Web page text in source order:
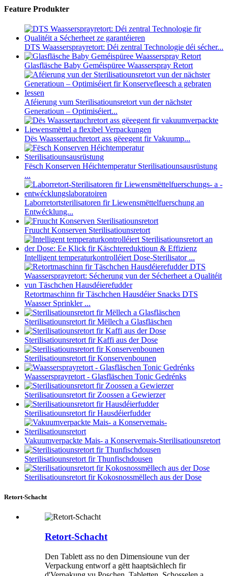
Feature Produkter
DTS Waassersprayretort: ​​Déi zentral Technologie déi sécher...
Glasfläsche Baby Geméispüree Waasserspray Retort
Aféierung vum Sterilisatiounsretort vun der nächster
Generatioun – Optimiséiert...
Dës Waassertauchretort ass gëeegent fir Vakuump...
Fësch Konserven Héichtemperatur Sterilisatiounsausrüstung
...
Laborretortsterilisatoren fir Liewensmëttelfuerschung an
Entwécklung...
Fruucht Konserven Sterilisatiounsretort
Intelligent temperaturkontrolléiert Dose-Sterilisator ...
Retortmaschinn fir Täschchen Hausdéier Snacks DTS
Waasser Sprinkler ...
Sterilisatiounsretort fir Mëllech a Glasfläschen
Sterilisatiounsretort fir Kaffi aus der Dose
Sterilisatiounsretort fir Konservenbounen
Waassersprayretort - Glasfläschen Tonic Gedrénks
Sterilisatiounsretort fir Zoossen a Gewierzer
Sterilisatiounsretort fir Hausdéierfudder
Vakuumverpackte Mais- a Konservemais-Sterilisatiounsretort
Sterilisatiounsretort fir Thunfischdousen
Sterilisatiounsretort fir Kokosnossmëllech aus der Dose
Retort-Schacht
Retort-Schacht
Den Tablett ass no den Dimensioune vun der
Verpackung entworf a gëtt haaptsächlech fir